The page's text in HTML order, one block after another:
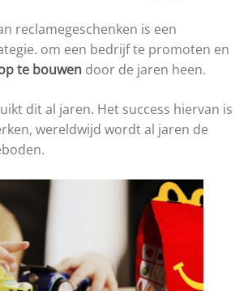
reclamegeschenken is een
om een bedrijf te promoten en
te bouwen door de jaren heen.
dit al jaren. Het success hiervan is
wereldwijd wordt al jaren de